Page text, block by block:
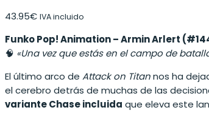
43.95€ IVA incluido
Funko Pop! Animation – Armin Arlert
🧠 «Una vez que estás en el campo de
El último arco de Attack on Titannos ha
el cerebro detrás de muchas de las
variante Chase incluida que eleva este